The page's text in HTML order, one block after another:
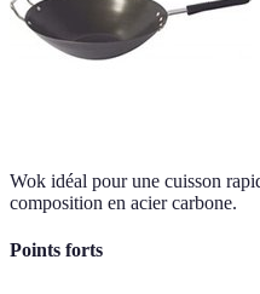
Wok idéal pour une cuisson
composition en acier carbone.
Points forts